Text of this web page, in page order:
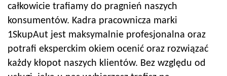
całkowicie trafiamy do pragnień naszych
konsumentów. Kadra pracownicza marki
1SkupAut jest maksymalnie profesjonalna oraz
potrafi eksperckim okiem ocenić oraz rozwiązać
każdy kłopot naszych klientów. Bez względu od